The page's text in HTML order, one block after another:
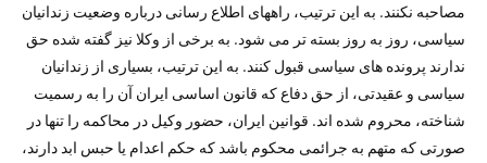
مصاحبه نکنند. به این ترتیب، راههای اطلاع رسانی درباره وضعیت زندانیان
سیاسی، روز به روز بسته تر می شود. به برخی از وکلا نیز گفته شده حق
ندارند پرونده های سیاسی قبول کنند. به این ترتیب، بسیاری از زندانیان
سیاسی و عقیدتی، از حق دفاع که قانون اساسی ایران آن را به رسمیت
شناخته، محروم شده اند. قوانین ایران، حضور وکیل در محاکمه را تنها در
صورتی که متهم به جرائمی محکوم باشد که حکم اعدام یا حبس ابد دارند،